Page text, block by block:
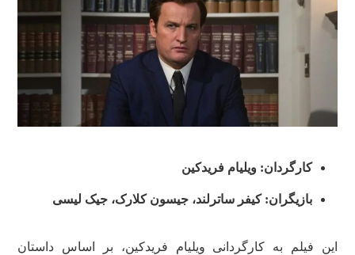
کارگردان: ویلیام فریدکین
بازیگران: کیفر ساترلند، جیسون کلارک، جیک لیسی
این فیلم به کارگردانی ویلیام فریدکین، بر اساس داستان